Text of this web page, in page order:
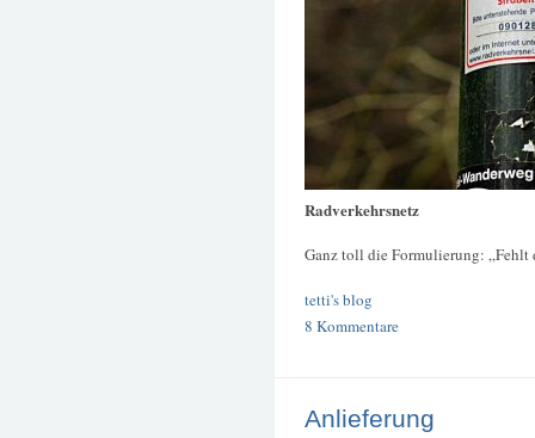
Radverkehrsnetz
Ganz toll die Formulierung: „Fehlt
tetti's blog
8 Kommentare
Anlieferung